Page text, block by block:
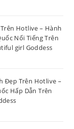
Hotlive – Hành
Nổi Tiếng Trên
girl Goddess
Đẹp Trên Hotlive –
Hấp Dẫn Trên